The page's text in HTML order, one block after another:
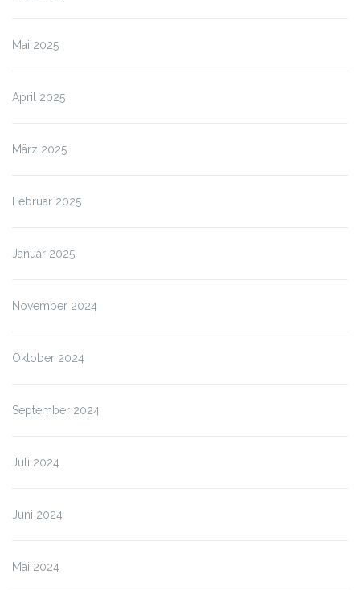
Mai 2025
April 2025
März 2025
Februar 2025
Januar 2025
November 2024
Oktober 2024
September 2024
Juli 2024
Juni 2024
Mai 2024